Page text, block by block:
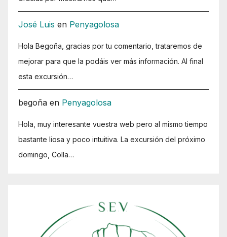
José Luis en Penyagolosa
Hola Begoña, gracias por tu comentario, trataremos de
mejorar para que la podáis ver más información. Al final
esta excursión…
begoña en Penyagolosa
Hola, muy interesante vuestra web pero al mismo tiempo
bastante liosa y poco intuitiva. La excursión del próximo
domingo, Colla…